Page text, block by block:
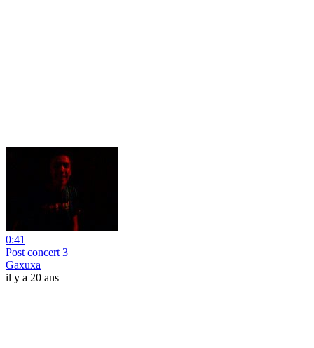
0:41
Post concert 3
Gaxuxa
il y a 20 ans